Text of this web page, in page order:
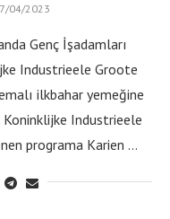
04/2023
Genç İşadamları
Industrieele Groote
ilkbahar yemeğine
Koninklijke Industrieele
programa Karien …